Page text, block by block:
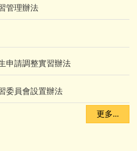
管理辦法
申請調整實習辦法
委員會設置辦法
更多...